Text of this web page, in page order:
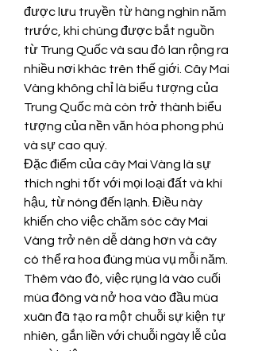
được lưu truyền từ hàng nghìn năm
trước, khi chúng được bắt nguồn
từ Trung Quốc và sau đó lan rộng ra
nhiều nơi khác trên thế giới. Cây Mai
Vàng không chỉ là biểu tượng của
Trung Quốc mà còn trở thành biểu
tượng của nền văn hóa phong phú
và sự cao quý.
Đặc điểm của cây Mai Vàng là sự
thích nghi tốt với mọi loại đất và khí
hậu, từ nóng đến lạnh. Điều này
khiến cho việc chăm sóc cây Mai
Vàng trở nên dễ dàng hơn và cây
có thể ra hoa đúng mùa vụ mỗi năm.
Thêm vào đó, việc rụng lá vào cuối
mùa đông và nở hoa vào đầu mùa
xuân đã tạo ra một chuỗi sự kiện tự
nhiên, gắn liền với chuỗi ngày lễ của